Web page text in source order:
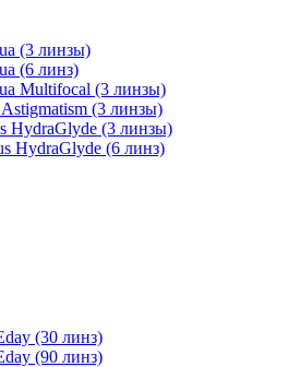
(3 линзы)
(6 линз)
Multifocal (3 линзы)
(3 линзы)
HydraGlyde (3 линзы)
HydraGlyde (6 линз)
(30 линз)
(90 линз)